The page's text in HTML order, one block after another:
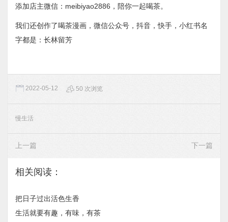
添加店主微信：meibiyao2886，陪你一起喝茶。
我们还创作了喝茶漫画，微信公众号，抖音，快手，小红书名
字都是：长林留芳
2022-05-12 50 次浏览
慢生活
上一篇 下一篇
相关阅读：
把日子过出活色生香
生活就要有趣，有味，有茶